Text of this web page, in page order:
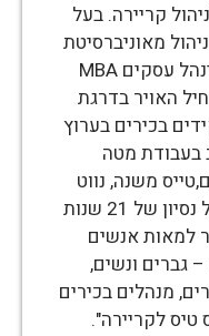
קריירה. בעל
מאוניברסיטת
תל אביב, ומוסמך תואר שני במינהל עסקים MBA
האויר בדרגת
בכירים בערוץ
בעבודת מטה
משנה, נווט
ומוביל בטייסות מסוקי סער, בעל נסיון של 21 שנות
עזר למאות אנשים
גברים ונשים,
מנהלים בכירים
טיס לקריירה".